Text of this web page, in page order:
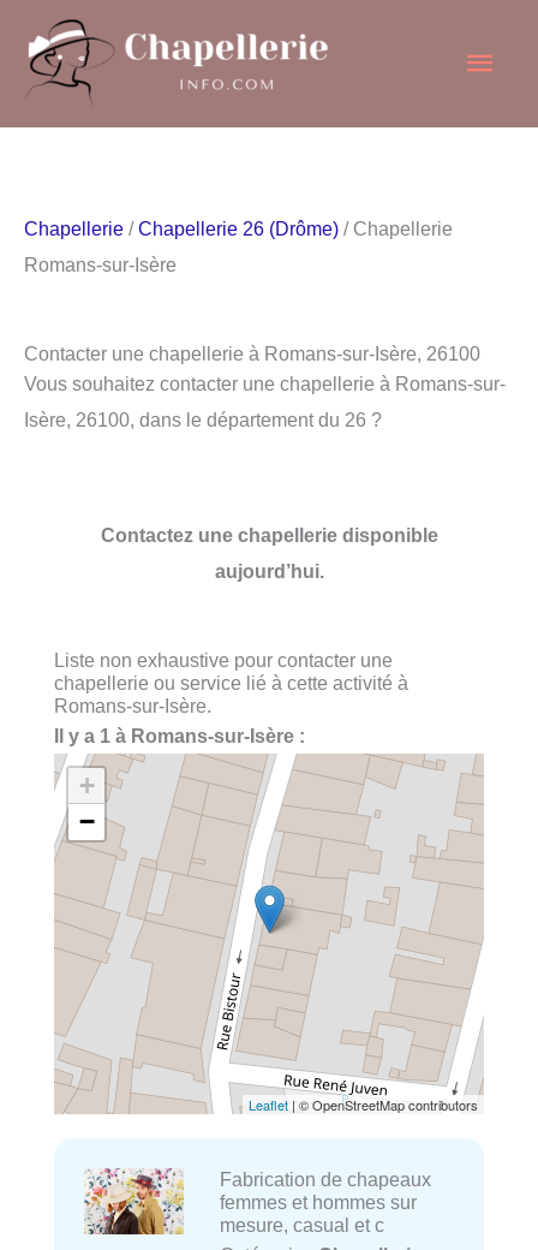
contenu
Chapellerie /Chapellerie 26 (Drôme) / Chapellerie
Romans-sur-Isère
Contacter une chapellerie à Romans-sur-Isère, 26100
Vous souhaitez contacter une chapellerie à Romans-sur-
Isère, 26100, dans le département du 26 ?
Contactez une chapellerie disponible
aujourd’hui.
Liste non exhaustive pour contacter une
chapellerie ou service lié à cette activité à
Romans-sur-Isère.
Il y a 1 à Romans-sur-Isère :
+
−
Leaflet | © OpenStreetMap contributors
Fabrication de chapeaux
femmes et hommes sur
mesure, casual et c